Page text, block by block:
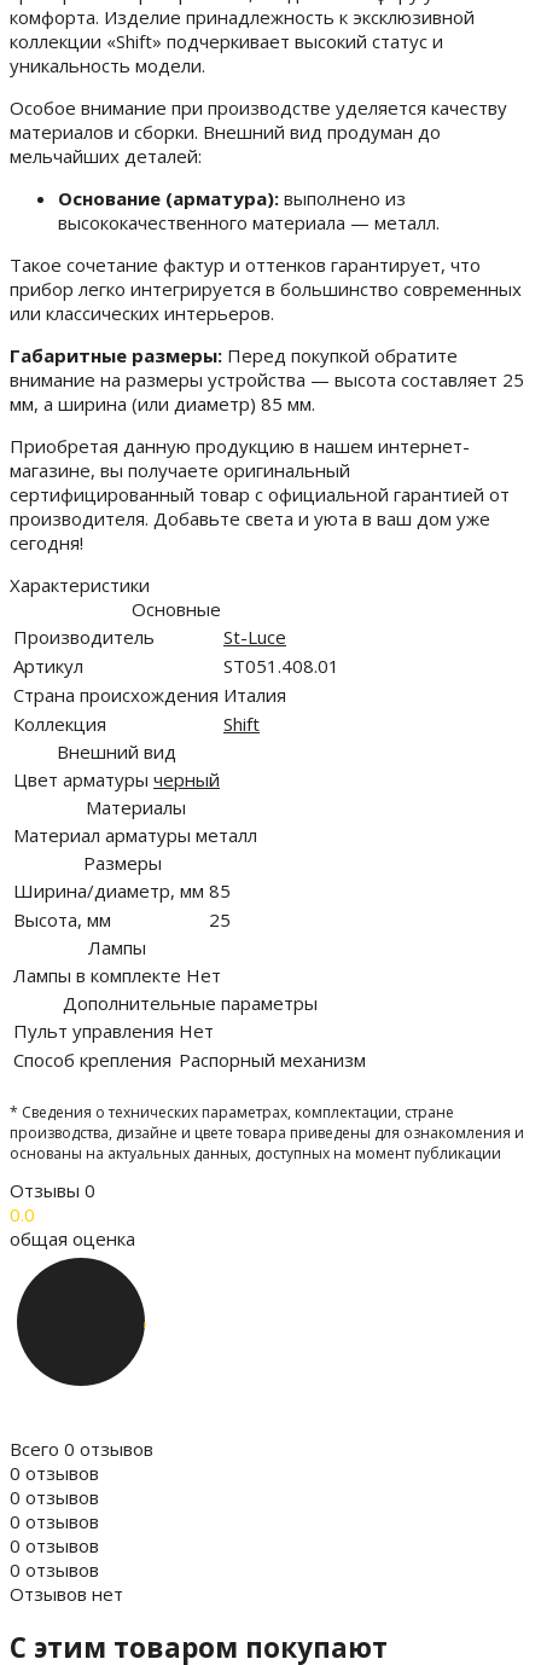
комфорта. Изделие принадлежность к эксклюзивной
коллекции «Shift» подчеркивает высокий статус и
уникальность модели.
Особое внимание при производстве уделяется качеству
материалов и сборки. Внешний вид продуман до
мельчайших деталей:
Основание (арматура): выполнено из
высококачественного материала — металл.
Такое сочетание фактур и оттенков гарантирует, что
прибор легко интегрируется в большинство современных
или классических интерьеров.
Габаритные размеры: Перед покупкой обратите
внимание на размеры устройства — высота составляет 25
мм, а ширина (или диаметр) 85 мм.
Приобретая данную продукцию в нашем интернет-
магазине, вы получаете оригинальный
сертифицированный товар с официальной гарантией от
производителя. Добавьте света и уюта в ваш дом уже
сегодня!
Характеристики
Основные
Производитель
St-Luce
Артикул
ST051.408.01
Страна происхождения Италия
Коллекция
Shift
Внешний вид
Цвет арматуры черный
Материалы
Материал арматуры металл
Размеры
Ширина/диаметр, мм 85
Высота, мм
25
Лампы
Лампы в комплекте Нет
Дополнительные параметры
Пульт управления Нет
Способ крепления Распорный механизм
* Сведения о технических параметрах, комплектации, стране
производства, дизайне и цвете товара приведены для ознакомления и
основаны на актуальных данных, доступных на момент публикации
Отзывы 0
0.0
общая оценка
Всего 0 отзывов
0 отзывов
0 отзывов
0 отзывов
0 отзывов
0 отзывов
Отзывов нет
C этим товаром покупают